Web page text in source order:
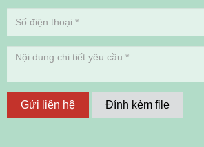
Gửi liên hệ Đính kèm file